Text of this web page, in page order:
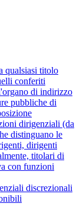
qualsiasi titolo
conferiti
di indirizzo
pubbliche di
dirigenziali (da
distinguano le
dirigenti
titolari di
con funzioni
discrezionali